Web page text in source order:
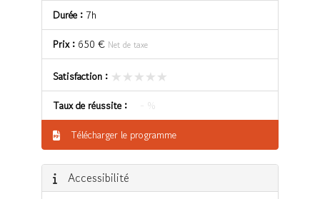
Durée :7h
Prix : 650 € Net de taxe
Satisfaction : ★★★★★
★★★★★
Taux de réussite : - %
Télécharger le programme
Accessibilité